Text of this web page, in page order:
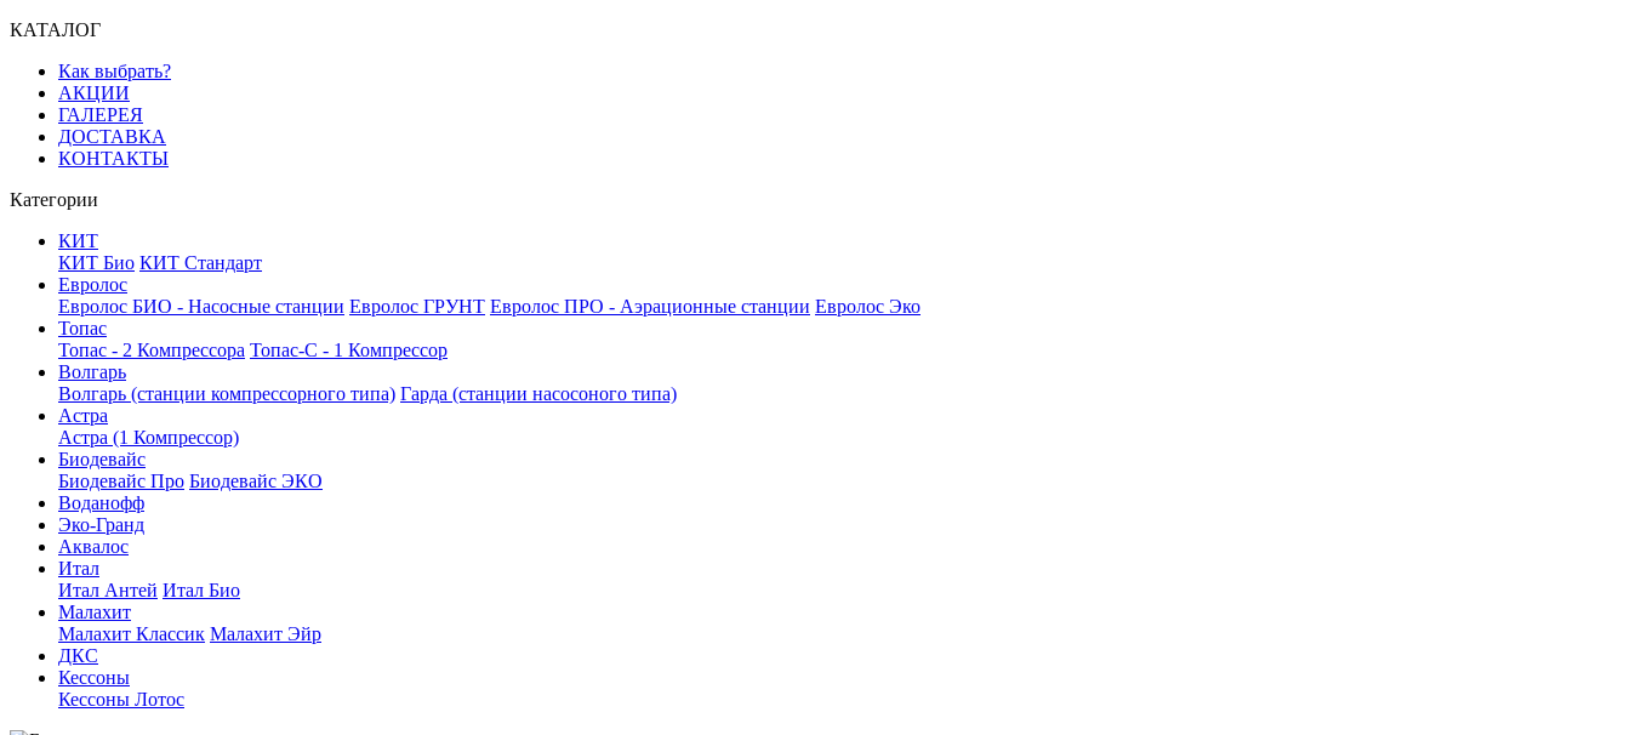
КАТАЛОГ
Как выбрать?
АКЦИИ
ГАЛЕРЕЯ
ДОСТАВКА
КОНТАКТЫ
Категории
КИТ
КИТ Био КИТ Стандарт
Евролос
Евролос БИО - Насосные станции Евролос ГРУНТ Евролос ПРО - Аэрационные станции Евролос Эко
Топас
Топас - 2 Компрессора Топас-С - 1 Компрессор
Волгарь
Волгарь (станции компрессорного типа) Гарда (станции насосоного типа)
Астра
Астра (1 Компрессор)
Биодевайс
Биодевайс Про Биодевайс ЭКО
Воданофф
Эко-Гранд
Аквалос
Итал
Итал Антей Итал Био
Малахит
Малахит Классик Малахит Эйр
ДКС
Кессоны
Кессоны Лотос